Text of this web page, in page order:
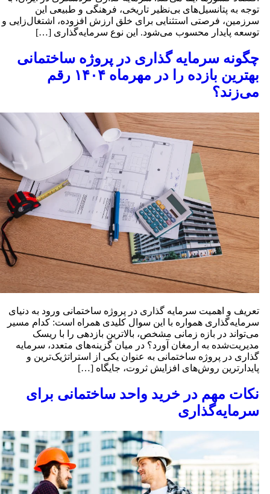
به پتانسیل‌های بی‌نظیر تاریخی، فرهنگی و طبیعی این
فرصتی استثنایی برای خلق ارزش افزوده، اشتغال‌زایی و
پایدار محسوب می‌شود. این نوع سرمایه‌گذاری […]
سرمایه‌ گذاری در پروژه ساختمانی
بهترین بازده را در مهرماه ۱۴۰۴ رقم
و اهمیت سرمایه‌ گذاری در پروژه ساختمانی ورود به دنیای
همواره با این سوال کلیدی همراه است: کدام مسیر
در بازه زمانی مشخص، بالاترین بازدهی را با ریسک
به ارمغان آورد؟ در میان گزینه‌های متعدد، سرمایه‌
در پروژه ساختمانی به عنوان یکی از استراتژیک‌ترین و
روش‌های افزایش ثروت، جایگاه […]
مهم در خرید واحد ساختمانی برای